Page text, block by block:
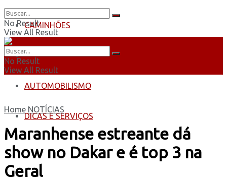
CAMINHÕES
ÔNIBUS
AUTOMOBILISMO
DICAS E SERVIÇOS
No Result
View All Result
No Result
View All Result
Home NOTÍCIAS
Maranhense estreante dá
show no Dakar e é top 3 na
Geral